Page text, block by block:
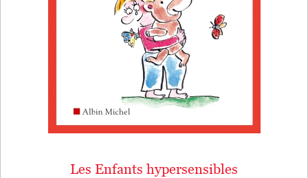
Les Enfants hypersensibles